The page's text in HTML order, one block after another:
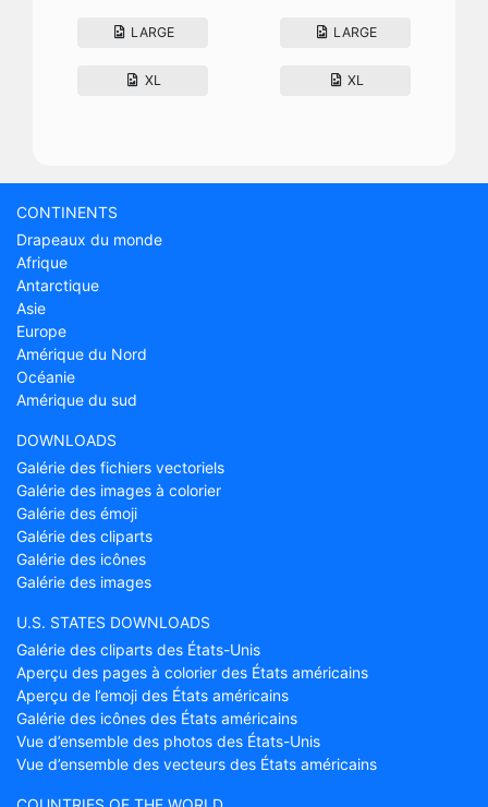
LARGE
XL
LARGE
XL
CONTINENTS
Drapeaux du monde
Afrique
Antarctique
Asie
Europe
Amérique du Nord
Océanie
Amérique du sud
DOWNLOADS
Galérie des fichiers vectoriels
Galérie des images à colorier
Galérie des émoji
Galérie des cliparts
Galérie des icônes
Galérie des images
U.S. STATES DOWNLOADS
Galérie des cliparts des États-Unis
Aperçu des pages à colorier des États américains
Aperçu de l’emoji des États américains
Galérie des icônes des États américains
Vue d’ensemble des photos des États-Unis
Vue d’ensemble des vecteurs des États américains